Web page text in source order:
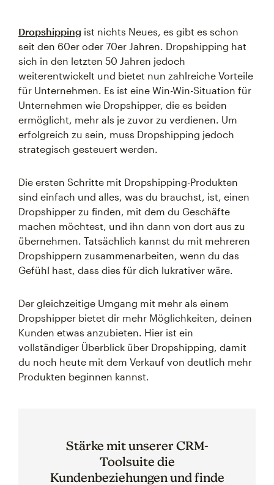
Dropshipping ist nichts Neues, es gibt es schon
seit den 60er oder 70er Jahren. Dropshipping hat
sich in den letzten 50 Jahren jedoch
weiterentwickelt und bietet nun zahlreiche Vorteile
für Unternehmen. Es ist eine Win-Win-Situation für
Unternehmen wie Dropshipper, die es beiden
ermöglicht, mehr als je zuvor zu verdienen. Um
erfolgreich zu sein, muss Dropshipping jedoch
strategisch gesteuert werden.
Die ersten Schritte mit Dropshipping-Produkten
sind einfach und alles, was du brauchst, ist, einen
Dropshipper zu finden, mit dem du Geschäfte
machen möchtest, und ihn dann von dort aus zu
übernehmen. Tatsächlich kannst du mit mehreren
Dropshippern zusammenarbeiten, wenn du das
Gefühl hast, dass dies für dich lukrativer wäre.
Der gleichzeitige Umgang mit mehr als einem
Dropshipper bietet dir mehr Möglichkeiten, deinen
Kunden etwas anzubieten. Hier ist ein
vollständiger Überblick über Dropshipping, damit
du noch heute mit dem Verkauf von deutlich mehr
Produkten beginnen kannst.
Stärke mit unserer CRM-
Toolsuite die
Kundenbeziehungen und finde